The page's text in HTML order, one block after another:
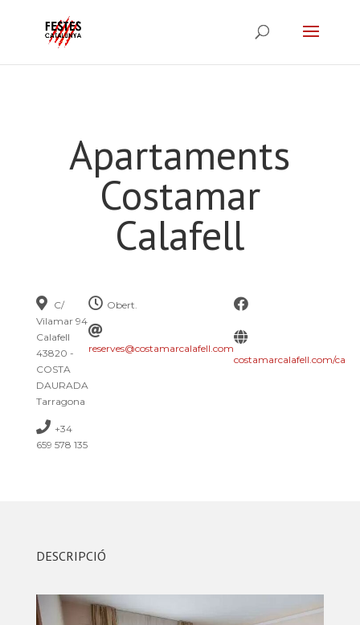
Apartaments
Costamar
Calafell
C/
Vilamar 94
Calafell
43820 -
COSTA
DAURADA
Tarragona
+34
659 578 135
Obert.
reserves@costamarcalafell.com
costamarcalafell.com/ca
DESCRIPCIÓ